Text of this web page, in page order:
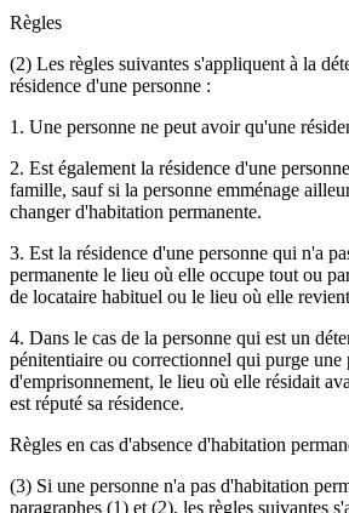
Règles
(2) Les règles suivantes s'appliquent à la
résidence d'une personne :
1. Une personne ne peut avoir qu'une
2. Est également la résidence d'une
famille, sauf si la personne emménage
changer d'habitation permanente.
3. Est la résidence d'une personne qui n'a
permanente le lieu où elle occupe tout ou
de locataire habituel ou le lieu où elle
4. Dans le cas de la personne qui est un
pénitentiaire ou correctionnel qui purge une
d'emprisonnement, le lieu où elle résidait
est réputé sa résidence.
Règles en cas d'absence d'habitation
(3) Si une personne n'a pas d'habitation
paragraphes (1) et (2), les règles suivantes